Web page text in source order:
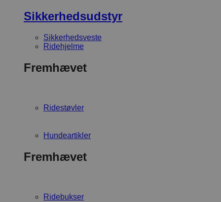
Sikkerhedsudstyr
Sikkerhedsveste
Ridehjelme
Fremhævet
Ridestøvler
Hundeartikler
Fremhævet
Ridebukser